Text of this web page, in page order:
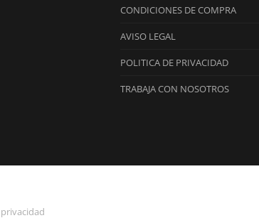
CONDICIONES DE COMPRA
AVISO LEGAL
POLITICA DE PRIVACIDAD
TRABAJA CON NOSOTROS